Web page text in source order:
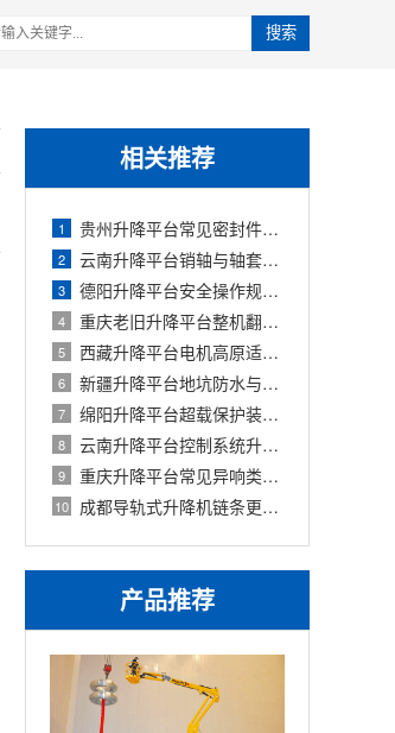
搜索
相关推荐
1 贵州升降平台常见密封件类型及更换指南
2 云南升降平台销轴与轴套磨损更换标准及
3 德阳升降平台安全操作规程（企业制度模
4 重庆老旧升降平台整机翻新流程与成本分
5 西藏升降平台电机高原适应性改造与选型
6 新疆升降平台地坑防水与排水系统设计要
7 绵阳升降平台超载保护装置原理与定期校
8 云南升降平台控制系统升级改造方案（
9 重庆升降平台常见异响类型及快速排除方
10 成都导轨式升降机链条更换周期与磨损判
产品推荐